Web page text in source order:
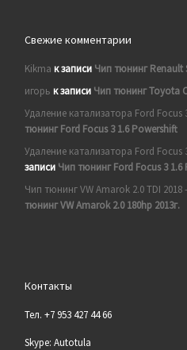
Свежие комментарии
Kikma к записи Чип тюнинг Renault
игорь к записи Чип тюнинг Toyota
Удаление катализатора Ford Focus
тюнинг Ford Focus 3 1.6 Powershift
Удаление катализатора Ford Focus
записи Чип тюнинг Ford Focus 3 1.6
Чип тюнинг VW Amarok 2.0 TDI 2018
тюнинг VW Amarok 2.0 180hp 2013г.
Контакты
Тел. +7 953 427 44 66
Skype: Autotula